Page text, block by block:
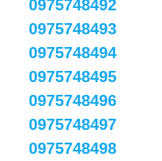
0975748492
0975748493
0975748494
0975748495
0975748496
0975748497
0975748498